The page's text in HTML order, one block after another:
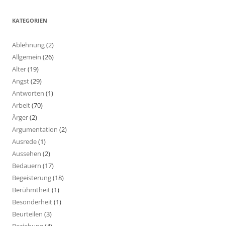
KATEGORIEN
Ablehnung(2)
Allgemein (26)
Alter(19)
Angst(29)
Antworten (1)
Arbeit(70)
Ärger(2)
Argumentation (2)
Ausrede(1)
Aussehen (2)
Bedauern (17)
Begeisterung(18)
Berühmtheit(1)
Besonderheit(1)
Beurteilen (3)